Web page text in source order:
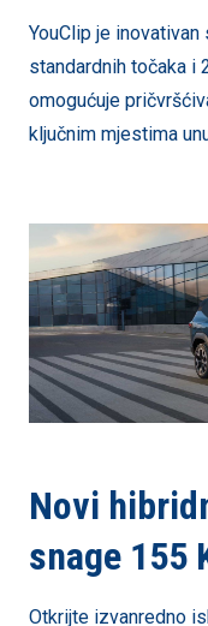
YouClip je
standardnih točaka i
omogućuje
ključnim mjestima
Novi
snage 155
Otkrijte izvanredno